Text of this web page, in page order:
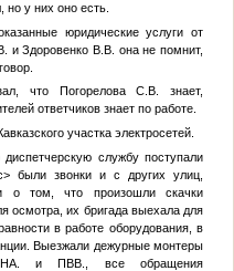
но у них оно есть.
юридические услуги от
и Здоровенко В.В. она не помнит,
что Погорелова С.В. знает,
ответчиков знает по работе.
участка электросетей.
службу поступали
были звонки и с других улиц,
о том, что произошли скачки
осмотра, их бригада выехала для
в работе оборудования, в
Выезжали дежурные монтеры
. иПВВ ., все обращения